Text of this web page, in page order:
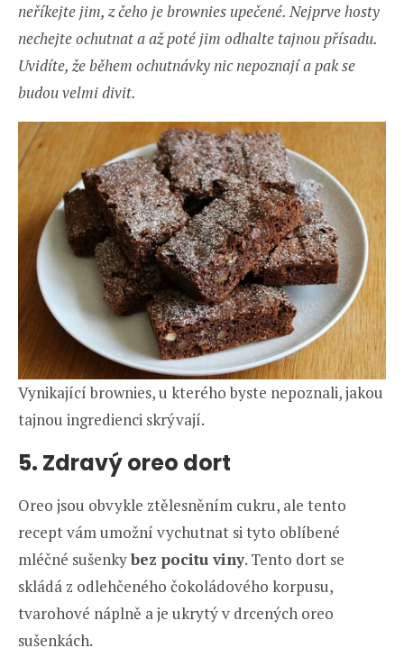
neříkejte jim, z čeho je brownies upečené. Nejprve hosty
nechejte ochutnat a až poté jim odhalte tajnou přísadu.
Uvidíte, že během ochutnávky nic nepoznají a pak se
budou velmi divit.
Vynikající brownies, u kterého byste nepoznali, jakou
tajnou ingredienci skrývají.
5. Zdravý oreo dort
Oreo jsou obvykle ztělesněním cukru, ale tento
recept vám umožní vychutnat si tyto oblíbené
mléčné sušenkybez pocitu viny. Tento dort se
skládá z odlehčeného čokoládového korpusu,
tvarohové náplně a je ukrytý v drcených oreo
sušenkách.